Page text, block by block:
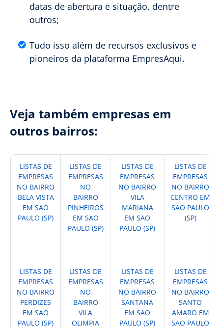
datas de abertura e situação, dentre
outros;
Tudo isso além de recursos exclusivos e
pioneiros da plataforma EmpresAqui.
Veja também empresas em
outros bairros:
LISTAS DE
EMPRESAS
NO BAIRRO
BELA VISTA
EM SAO
PAULO (SP)
LISTAS DE
EMPRESAS
NO
BAIRRO
PINHEIROS
EM SAO
PAULO (SP)
LISTAS DE
EMPRESAS
NO BAIRRO
VILA
MARIANA
EM SAO
PAULO (SP)
LISTAS DE
EMPRESAS
NO BAIRRO
CENTRO EM
SAO PAULO
(SP)
LISTAS DE
EMPRESAS
NO BAIRRO
PERDIZES
EM SAO
PAULO (SP)
LISTAS DE
EMPRESAS
NO
BAIRRO
VILA
OLIMPIA
LISTAS DE
EMPRESAS
NO BAIRRO
SANTANA
EM SAO
PAULO (SP)
LISTAS DE
EMPRESAS
NO BAIRRO
SANTO
AMARO EM
SAO PAULO